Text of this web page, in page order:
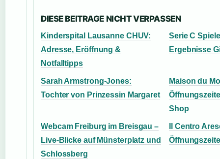
DIESE BEITRAGE NICHT VERPASSEN
Kinderspital Lausanne CHUV:
Adresse, Eröffnung &
Notfalltipps
Serie C
Ergebnisse
Sarah Armstrong-Jones:
Tochter von Prinzessin Margaret
Maison du
Shop
Webcam Freiburg im Breisgau –
Live-Blicke auf Münsterplatz und
Schlossberg
Il Centro